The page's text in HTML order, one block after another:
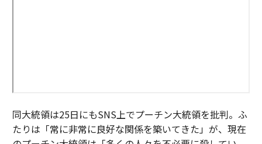
同大統領は25日にもSNS上でプーチン大統領を批判。ふ
たりは「常に非常に良好な関係を築いてきた」が、現在